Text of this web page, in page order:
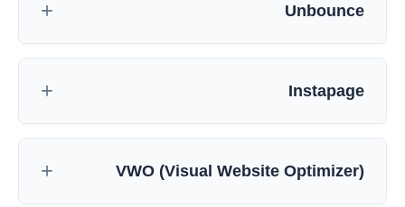
Unbounce
Instapage
VWO (Visual Website Optimizer)